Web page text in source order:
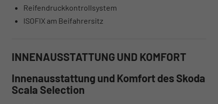
Reifendruckkontrollsystem
ISOFIX am Beifahrersitz
INNENAUSSTATTUNG UND KOMFORT
Innenausstattung und Komfort des Skoda
Scala Selection